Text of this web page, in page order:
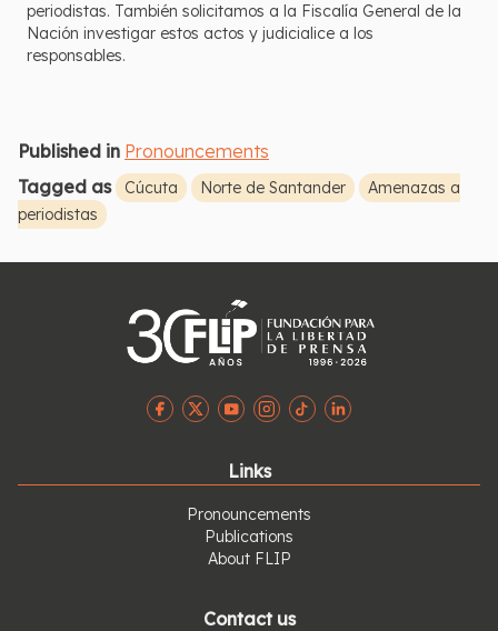
periodistas. También solicitamos a la Fiscalía General de la
Nación investigar estos actos y judicialice a los
responsables.
Published in Pronouncements
Tagged as
Cúcuta Norte de Santander
Amenazas a
periodistas
Links
Pronouncements
Publications
About FLIP
Contact us